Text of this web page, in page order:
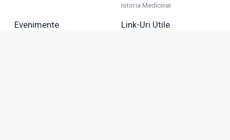
Istoria Medicinei
Evenimente Link-Uri Utile